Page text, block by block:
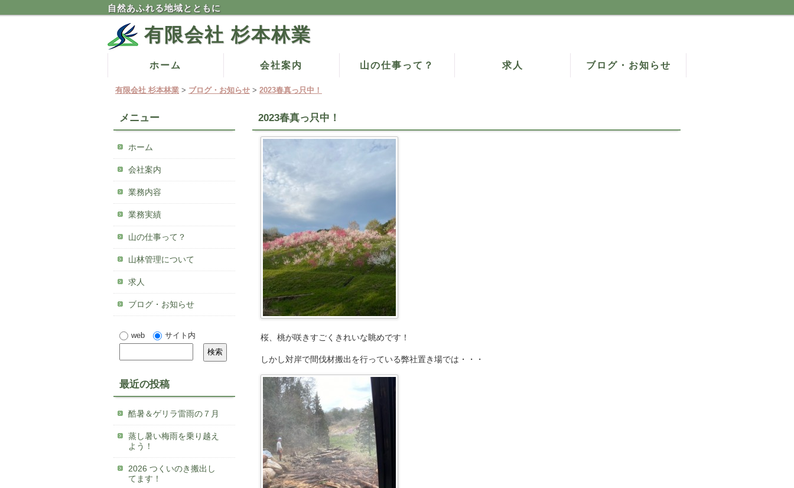
有限会社 杉本林業
自然あふれる地域とともに
メインメニュー
テ
ツ
移
動
ホーム 会社案内 山の仕事って？ 求人 ブログ・お知らせ
有限会社 杉本林業 > ブログ・お知らせ > 2023春真っ只中！
2023春真っ只中！
桜、桃が咲きすごくきれいな眺めです！
しかし対岸で間伐材搬出を行っている弊社置き場では・・・
メニュー
ホーム
会社案内
業務内容
業務実績
山の仕事って？
山林管理について
求人
ブログ・お知らせ
web サイト内
最近の投稿
酷暑＆ゲリラ雷雨の７月
蒸し暑い梅雨を乗り越え
よう！
2026 つくいのき搬出し
てます！